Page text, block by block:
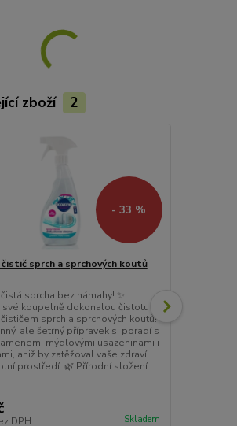
zboží 2
- 33 %
čistič sprch a sprchových koutů
sprcha bez námahy! ✨
koupelně dokonalou čistotu s
sprch a sprchových koutů!
ale šetrný přípravek si poradí s
mýdlovými usazeninami i
aniž by zatěžoval vaše zdraví
prostředí. 🌿 Přírodní složení
DPH Skladem